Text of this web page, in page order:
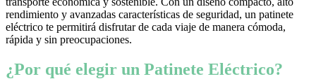
rendimiento y avanzadas características de seguridad, un patinete
eléctrico te permitirá disfrutar de cada viaje de manera cómoda,
rápida y sin preocupaciones.
¿Por qué elegir un Patinete Eléctrico?